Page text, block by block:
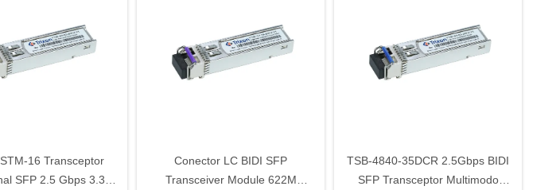
16 Transceptor
SFP 2.5 Gbps 3.3V
Conector LC BIDI SFP
Transceiver Module 622M
TSB-4840-35DCR 2.5Gbps BIDI
SFP Transceptor Multimodo